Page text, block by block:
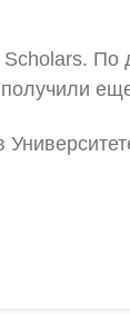
По